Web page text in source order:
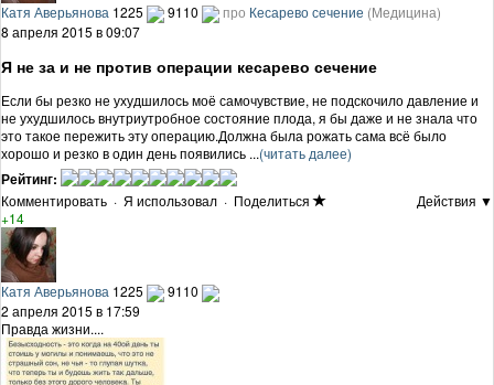
Катя Аверьянова 1225 9110 про Кесарево сечение (Медицина)
8 апреля 2015 в 09:07
Я не за и не против операции кесарево сечение
Если бы резко не ухудшилось моё самочувствие, не подскочило давление и
не ухудшилось внутриутробное состояние плода, я бы даже и не знала что
это такое пережить эту операцию.Должна была рожать сама всё было
хорошо и резко в один день появились ...(читать далее)
Рейтинг:
Комментировать · Я использовал · Поделиться
Действия ▼
+14
Катя Аверьянова 1225
9110
2 апреля 2015 в 17:59
Правда жизни....